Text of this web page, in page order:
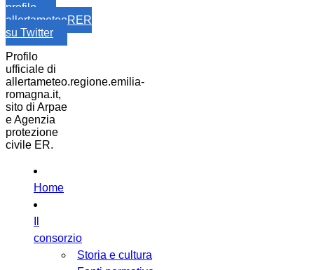
profilo
allertameteoRER
su Twitter
Profilo
ufficiale di
allertameteo.regione.emilia-
romagna.it,
sito di Arpae
e Agenzia
protezione
civile ER.
Home
consorzio
Storia e cultura